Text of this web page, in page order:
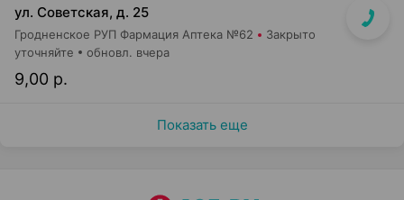
ул. Советская, д. 25
Гродненское РУП Фармация Аптека №62 Закрыто
9,00 р.
уточняйте обновл. вчера
Показать еще